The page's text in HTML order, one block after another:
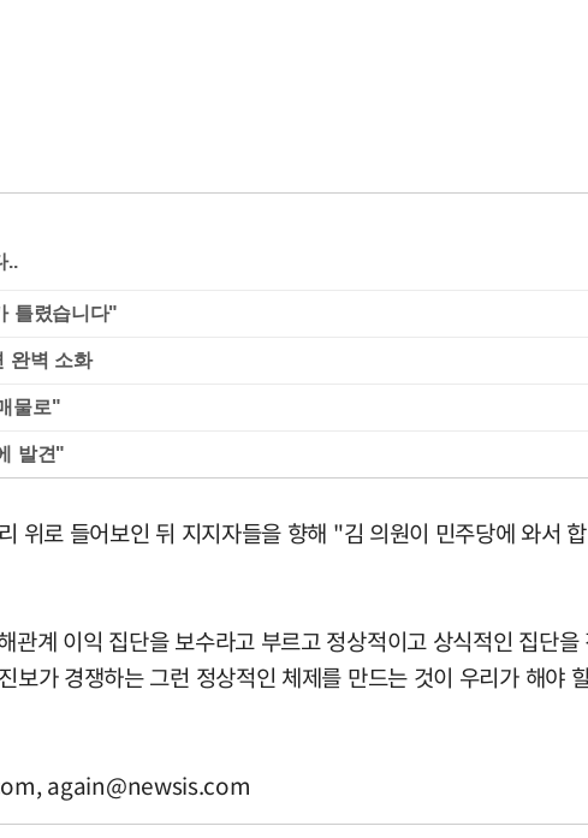
틀렸습니다"
완벽 소화
물로"
발견"
위로 들어보인 뒤 지지자들을 향해 "김 의원이 민주당에 와서
관계 이익 집단을 보수라고 부르고 정상적이고 상식적인 집단
보가 경쟁하는 그런 정상적인 체제를 만드는 것이 우리가 해
,again@newsis.com